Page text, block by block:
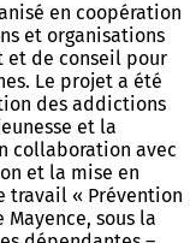
en coopération
et organisations
et de conseil pour
Le projet a été
des addictions
et la
collaboration avec
et la mise en
travail « Prévention
sous la